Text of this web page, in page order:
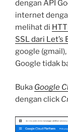
dengan API
internet
melihat di
SSL dari Let’s
google
Google tidak
Buka Google
dengan click